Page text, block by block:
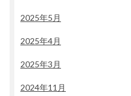
2025年5月
2025年4月
2025年3月
2024年11月